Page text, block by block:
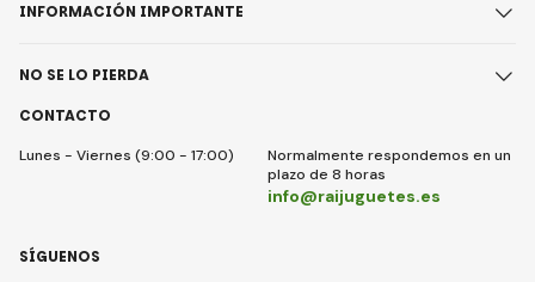
CONTACTO
Lunes - Viernes (9:00 - 17:00)
Normalmente respondemos en un
plazo de 8 horas
info@raijuguetes.es
INFORMACIÓN IMPORTANTE
NO SE LO PIERDA
SÍGUENOS